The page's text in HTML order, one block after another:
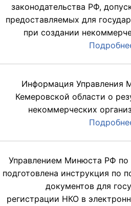
законодательства РФ,
предоставляемых для
при создании
Информация Управления
Кемеровской области о
некоммерческих
Управлением Минюста РФ по
подготовлена инструкция по
документов для
регистрации НКО в